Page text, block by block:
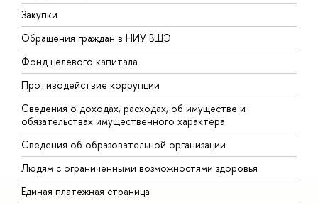
Закупки
Обращения граждан в НИУ ВШЭ
Фонд целевого капитала
Противодействие коррупции
Сведения о доходах, расходах, об имуществе и
обязательствах имущественного характера
Сведения об образовательной организации
Людям с ограниченными возможностями здоровья
Единая платежная страница